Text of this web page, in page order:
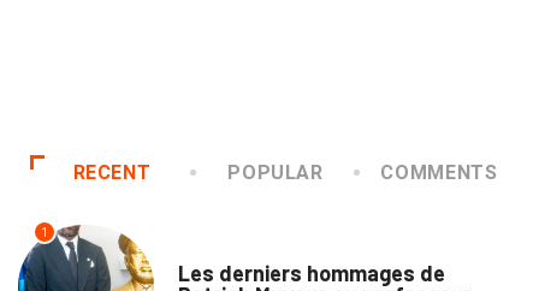
RECENT POPULAR COMMENTS
1
Les derniers hommages de